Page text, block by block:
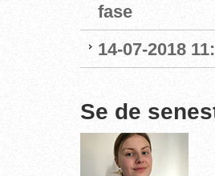
fase
14-07-2018
Se de